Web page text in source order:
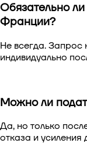
Обязательно
Франции?
Не всегда. Запрос
индивидуально
Можно ли
Да, но только
отказа и усиления